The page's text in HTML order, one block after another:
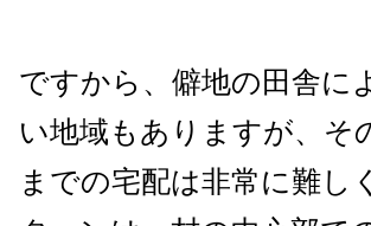
ですから、僻地の田舎に
い地域もありますが、そ
までの宅配は非常に難し